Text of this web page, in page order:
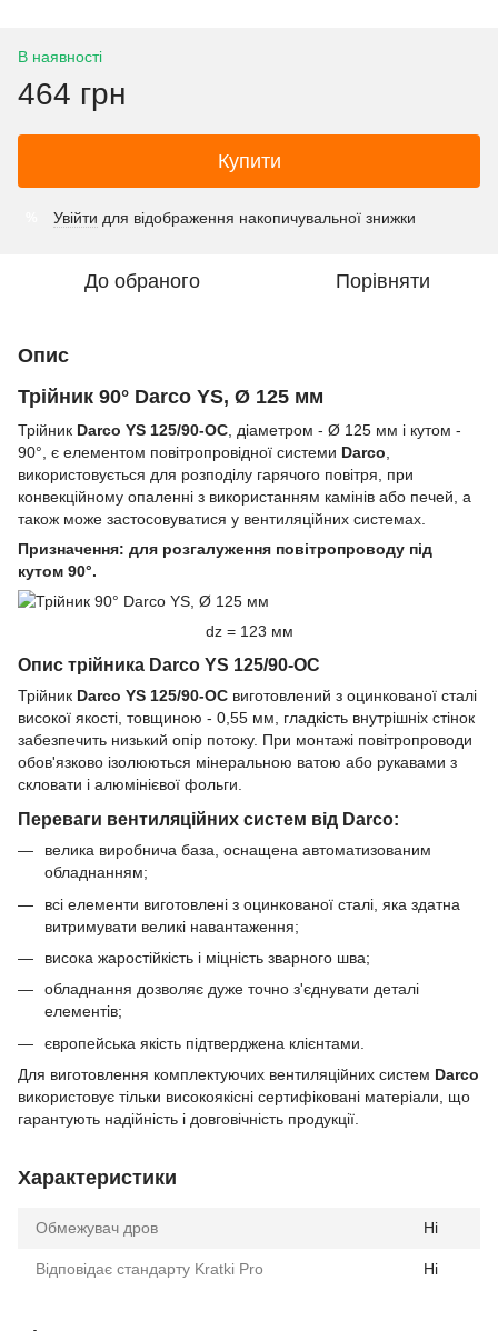
В наявності
464 грн
Купити
Увійти для відображення накопичувальної знижки
До обраного Порівняти
Опис
Трійник 90° Darco YS, Ø 125 мм
Трійник Darco YS 125/90-OC , діаметром - Ø 125 мм і кутом -
90°, є елементом повітропровідної системи Darco
використовується для розподілу гарячого повітря, при
конвекційному опаленні з використанням камінів або печей, а
також може застосовуватися у вентиляційних системах.
Призначення: для розгалуження повітропроводу під
кутом 90°.
dz = 123 мм
Опис трійника Darco YS 125/90-OC
Трійник Darco YS 125/90-OC виготовлений з оцинкованої сталі
високої якості, товщиною - 0,55 мм, гладкість внутрішніх стінок
забезпечить низький опір потоку. При монтажі повітропроводи
обов'язково ізолюються мінеральною ватою або рукавами з
скловати і алюмінієвої фольги.
Переваги вентиляційних систем від Darco:
велика виробнича база, оснащена автоматизованим
обладнанням;
всі елементи виготовлені з оцинкованої сталі, яка здатна
витримувати великі навантаження;
висока жаростійкість і міцність зварного шва;
обладнання дозволяє дуже точно з'єднувати деталі
елементів;
європейська якість підтверджена клієнтами.
Для виготовлення комплектуючих вентиляційних систем Darco
використовує тільки високоякісні сертифіковані матеріали, що
гарантують надійність і довговічність продукції.
Характеристики
Обмежувач дров Ні
Відповідає стандарту Kratki Pro Ні